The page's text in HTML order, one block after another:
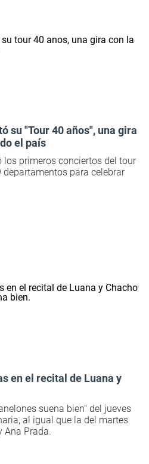
su "Tour 40 años", una gira
el país
los primeros conciertos del tour
departamentos para celebrar
en el recital de Luana y
suena bien" del jueves
al igual que la del martes
Ana Prada.